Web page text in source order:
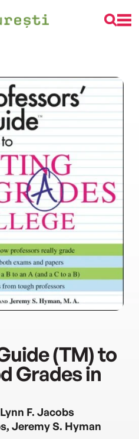
(TM) to
Grades in
F. Jacobs
Jeremy S. Hyman